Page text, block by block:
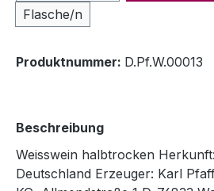
Flasche/n
Produktnummer: D.Pf.W.00013
Beschreibung
Weisswein halbtrocken
Deutschland Erzeuger: Karl